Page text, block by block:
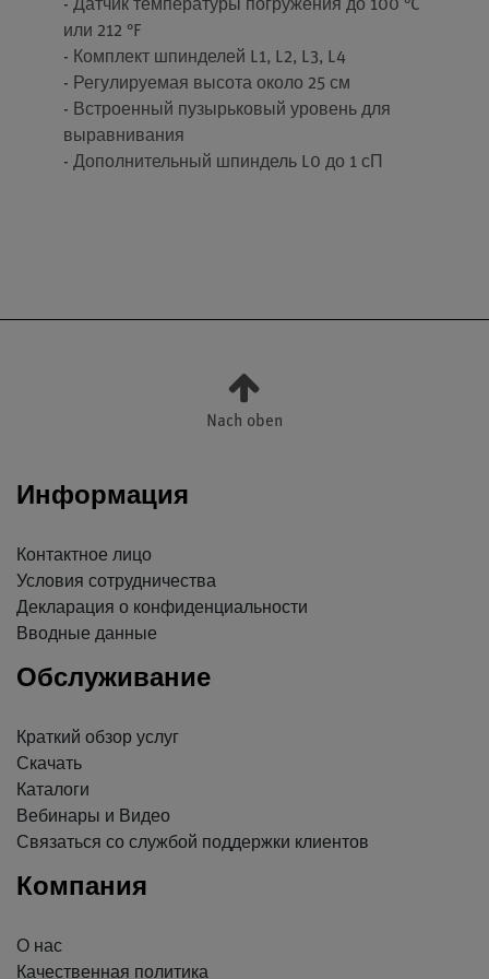
- Датчик температуры погружения до 100 °C
или 212 °F
- Комплект шпинделей L1, L2, L3, L4
- Регулируемая высота около 25 см
- Встроенный пузырьковый уровень для
выравнивания
- Дополнительный шпиндель L0 до 1 сП
Nach oben
Информация
Контактное лицо
Условия сотрудничества
Декларация о конфиденциальности
Вводные данные
Обслуживание
Краткий обзор услуг
Скачать
Каталоги
Вебинары и Видео
Связаться со службой поддержки клиентов
Компания
О нас
Качественная политика